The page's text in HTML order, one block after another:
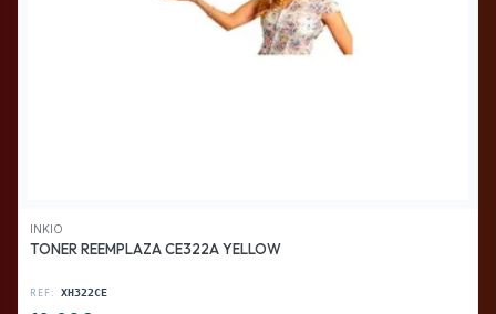
INKIO
TONER REEMPLAZA CE322A YELLOW
REF: XH322CE